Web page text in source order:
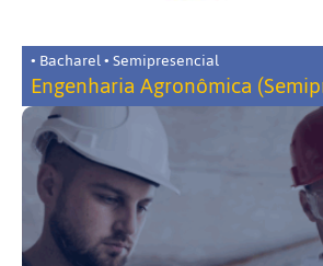
• Bacharel • Semipresencial
Engenharia Agronômica